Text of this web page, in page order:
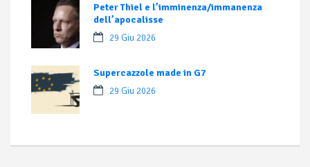
Peter Thiel e l’imminenza/immanenza
dell’apocalisse
29 Giu 2026
Supercazzole made in G7
29 Giu 2026